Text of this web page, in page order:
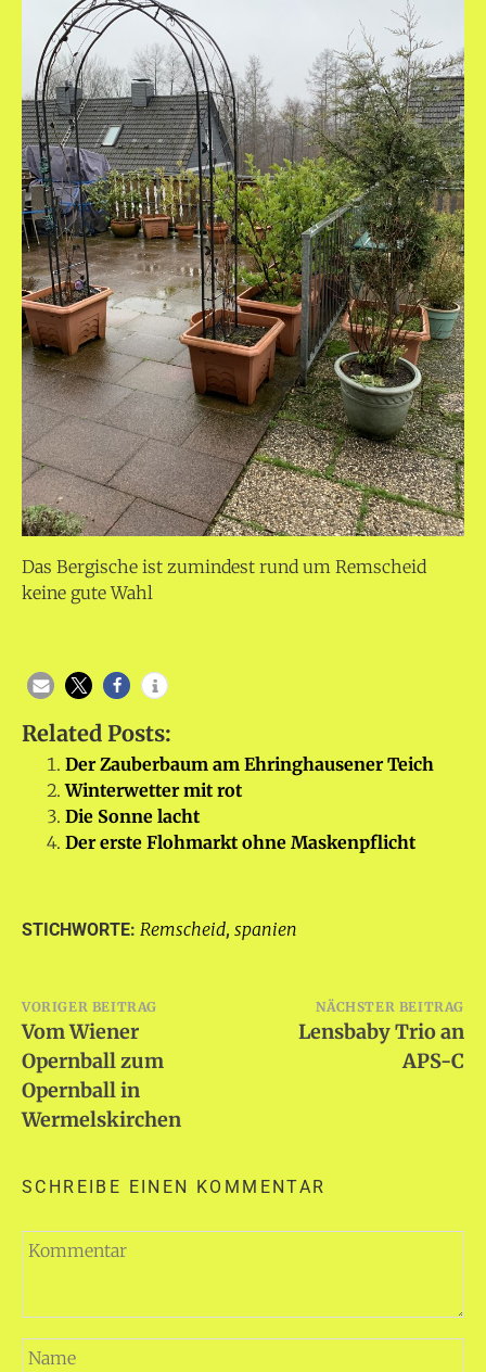
Das Bergische ist zumindest rund um Remscheid
keine gute Wahl
Related Posts:
Der Zauberbaum am Ehringhausener Teich
Winterwetter mit rot
Die Sonne lacht
Der erste Flohmarkt ohne Maskenpflicht
STICHWORTE: Remscheid, spanien
Beitragsnavigation
VORIGER BEITRAG
Vom Wiener
Opernball zum
Opernball in
Wermelskirchen
NÄCHSTER BEITRAG
Lensbaby Trio an
APS-C
SCHREIBE EINEN KOMMENTAR